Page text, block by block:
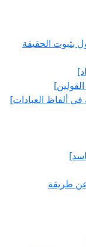
بثبوت الحقيقة
طريقة